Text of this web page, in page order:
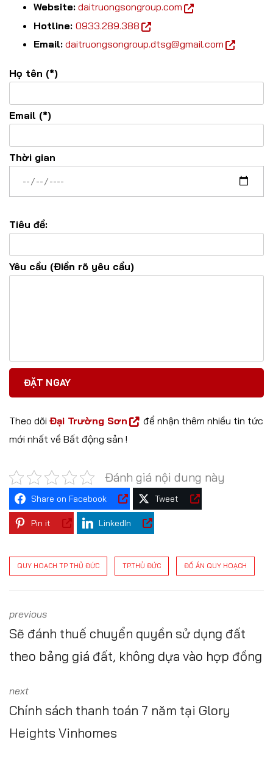
Website: daitruongsongroup.com
Hotline: 0933.289.388
Email: daitruongsongroup.dtsg@gmail.com
Họ tên (*)
Email (*)
Thời gian
Tiêu đề:
Yêu cầu (Điền rõ yêu cầu)
Theo dõi Đại Trường Sơn
để nhận thêm nhiều tin tức
mới nhất về Bất động sản !
Đánh giá nội dung này
Share on Facebook Tweet
Pin it LinkedIn
QUY HOẠCH TP THỦ ĐỨC TP.THỦ ĐỨC ĐỒ ÁN QUY HOẠCH
previous
Sẽ đánh thuế chuyển quyền sử dụng đất
theo bảng giá đất, không dựa vào hợp đồng
next
Chính sách thanh toán 7 năm tại Glory
Heights Vinhomes